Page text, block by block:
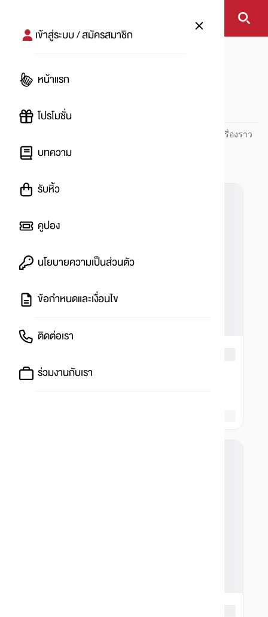
เข้าสู่ระบบ / สมัครสมาชิก
หน้าแรก
โปรโมชั่น
บทความ
รับหิ้ว
คูปอง
นโยบายความเป็นส่วนตัว
ข้อกำหนดและเงื่อนไข
ติดต่อเรา
ร่วมงานกับเรา
#
ปันโปร PUNPRO ที่ 1 ด้านโปรโมชัน อัปเดตและติดตามทุกเรื่องราว
โปรโมชัน